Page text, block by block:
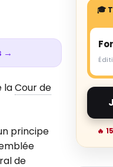
→
laCour de
principe
de
🎓
🔥